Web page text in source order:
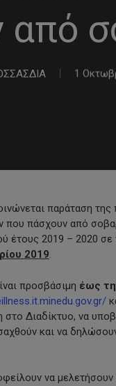
1
παράταση
πάσχουν από
έτους 2019 – 2020
2019.
προσβάσιμη έως
Διαδίκτυο, να
και να
να μελετήσουν